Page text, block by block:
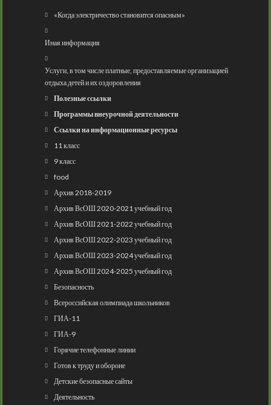
«Когда электричество становится опасным»
Иная информация
Услуги, в том числе платные, предоставляемые организацией
отдыха детей и их оздоровления
Полезные ссылки
Программы внеурочной деятельности
Ссылки на информационные ресурсы
11 класс
9 класс
food
Архив 2018-2019
Архив ВсОШ 2020-2021 учебный год
Архив ВсОШ 2021-2022 учебный год
Архив ВсОШ 2022-2023 учебный год
Архив ВсОШ 2023-2024 учебный год
Архив ВсОШ 2024-2025 учебный год
Безопасность
Всероссийская олимпиада школьников
ГИА-11
ГИА-9
Горячие телефонные линии
Готов к труду и обороне
Детские безопасные сайты
Деятельность